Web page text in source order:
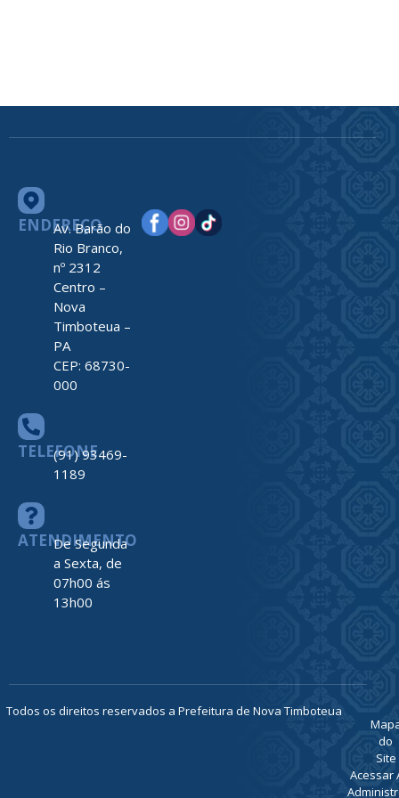
ENDEREÇO
Av. Barão do
Rio Branco,
nº 2312
Centro –
Nova
Timboteua –
PA
CEP: 68730-
000
TELEFONE
(91) 93469-
1189
ATENDIMENTO
De Segunda
a Sexta, de
07h00 ás
13h00
Todos os direitos reservados a Prefeitura de Nova Timboteua
do
Site
Acessar